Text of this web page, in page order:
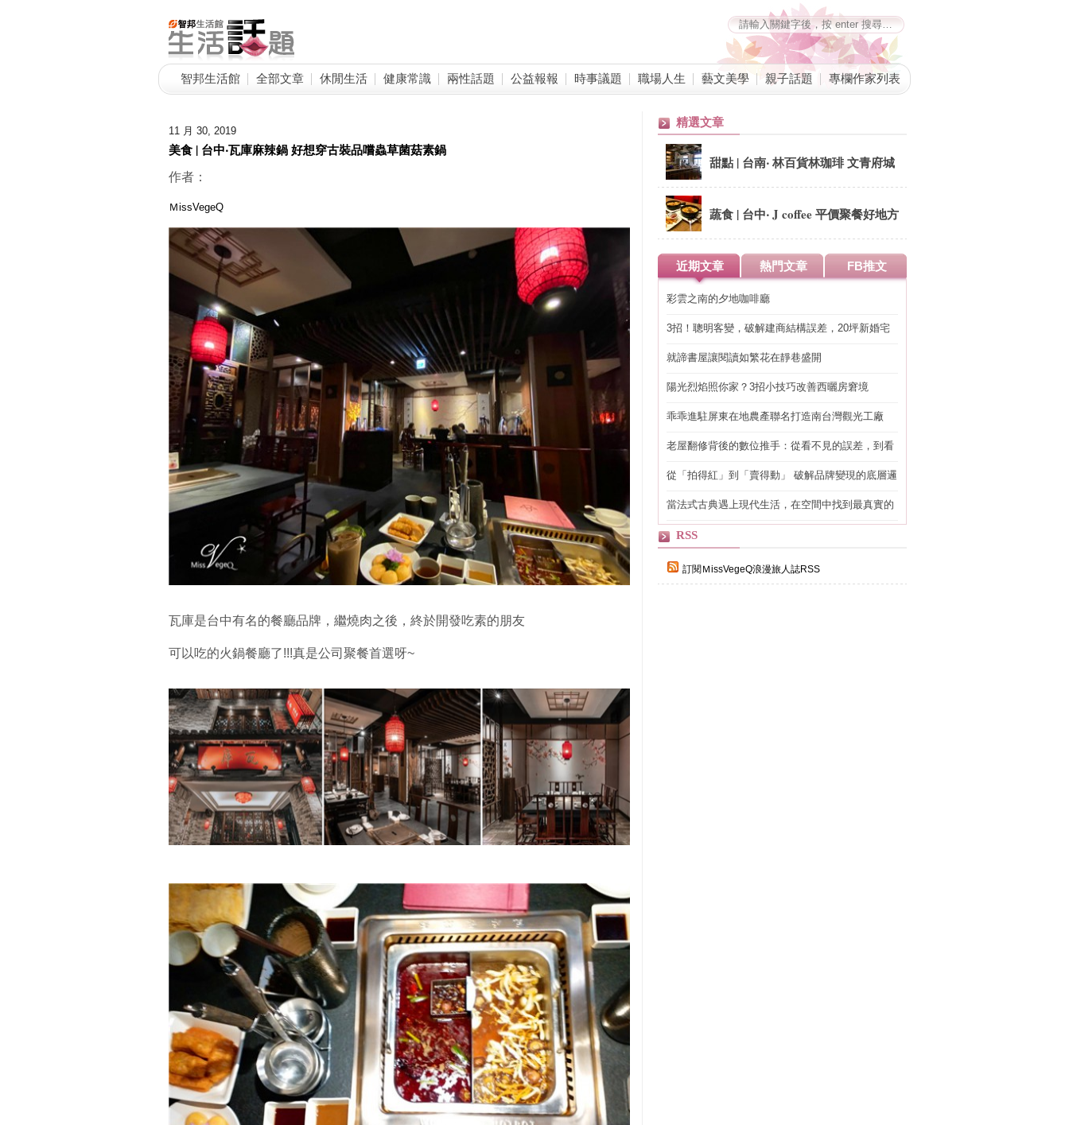
智邦生活館 全部文章 休閒生活 健康常識 兩性話題 公益報報 時事議題 職場人生 藝文美學 親子話題 專欄作家列表
11 月 30, 2019
美食 | 台中‧瓦庫麻辣鍋 好想穿古裝品嚐蟲草菌菇素鍋
作者：
ＭissVegeQ
瓦庫是台中有名的餐廳品牌，繼燒肉之後，終於開發吃素的朋友
可以吃的火鍋餐廳了!!!真是公司聚餐首選呀~
精選文章
甜點 | 台南‧ 林百貨林珈琲 文青府城
回憶錄
蔬食 | 台中‧ J coffee 平價聚餐好地方
近期文章 熱門文章 FB推文
彩雲之南的夕地咖啡廳
3招！聰明客變，破解建商結構誤差，20坪新婚宅
就諦書屋讓閱讀如繁花在靜巷盛開
陽光烈焰照你家？3招小技巧改善西曬房窘境
乖乖進駐屏東在地農產聯名打造南台灣觀光工廠
老屋翻修背後的數位推手：從看不見的誤差，到看
從「拍得紅」到「賣得動」 破解品牌變現的底層邏
當法式古典遇上現代生活，在空間中找到最真實的
RSS
訂閱ＭissVegeQ浪漫旅人誌RSS